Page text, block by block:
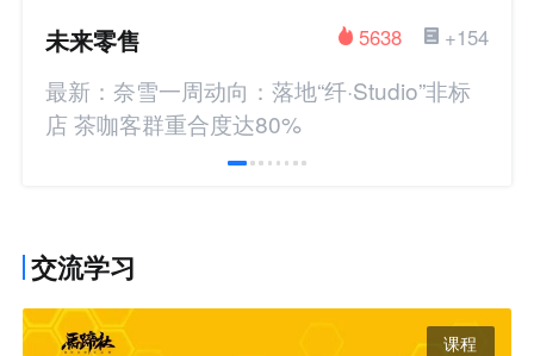
未来零售 +154
5638
最新：奈雪一周动向：落地“纤·Studio”非标
店 茶咖客群重合度达80%
交流学习
课程